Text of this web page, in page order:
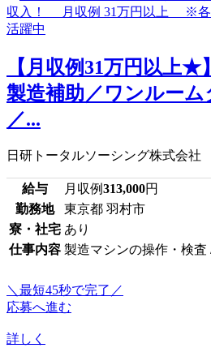
【月収例31万円以上★
製造補助／ワンルー
／...
日研トータルソーシング株式会社
給与 月収例313,000円
勤務地
東京都 羽村市
寮・社宅 あり
仕事内容 製造マシンの操作・検査
＼最短45秒で完了／
応募へ進む
詳しく